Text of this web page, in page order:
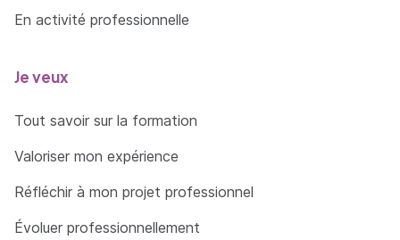
En activité professionnelle
Je veux
Tout savoir sur la formation
Valoriser mon expérience
Réfléchir à mon projet professionnel
Évoluer professionnellement